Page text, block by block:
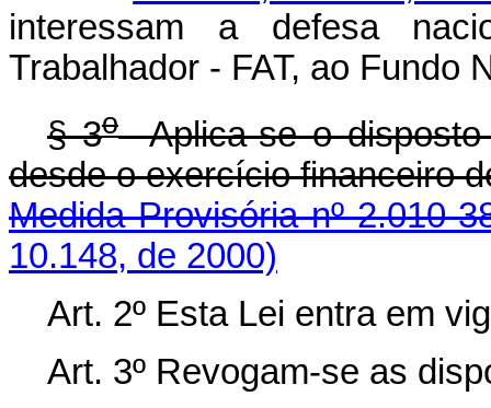
interessam a defesa
Trabalhador - FAT, ao Fundo
§ 3oAplica-se o disposto
desde o exercício
Medida Provisória nº 2.010-
10.148, de 2000)
Art. 2º Esta Lei entra em
Art. 3º Revogam-se as